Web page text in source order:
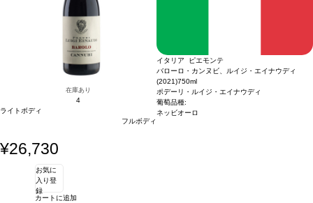
在庫あり
4
ライトボディ
フルボディ
イタリア ピエモンテ
バローロ・カンヌビ、ルイジ・エイナウディ
(2021)750ml
ポデーリ・ルイジ・エイナウディ
葡萄品種:
ネッビオーロ
¥26,730
お気に
入り登
録
カートに追加